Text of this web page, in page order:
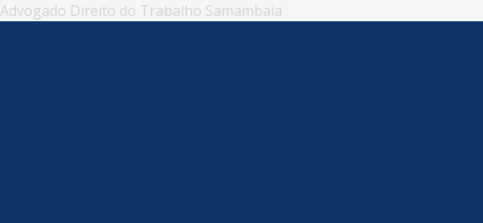
Advogado Direito do Trabalho Samambaia